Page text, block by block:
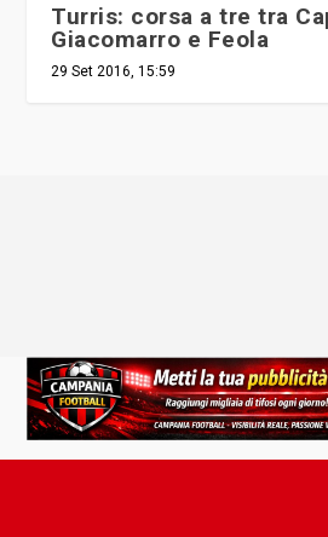
Turris: corsa a tre tra
Giacomarro e Feola
29 Set 2016, 15:59